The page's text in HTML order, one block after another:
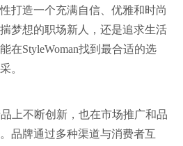
打造一个充满自信、优雅和时尚
梦想的职场新人，还是追求生活
在StyleWoman找到最合适的选
。
上不断创新，也在市场推广和品
品牌通过多种渠道与消费者互